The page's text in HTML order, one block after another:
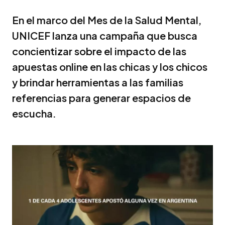
En el marco del Mes de la Salud Mental,
UNICEF lanza una campaña que busca
concientizar sobre el impacto de las
apuestas online en las chicas y los chicos
y brindar herramientas a las familias
referencias para generar espacios de
escucha.